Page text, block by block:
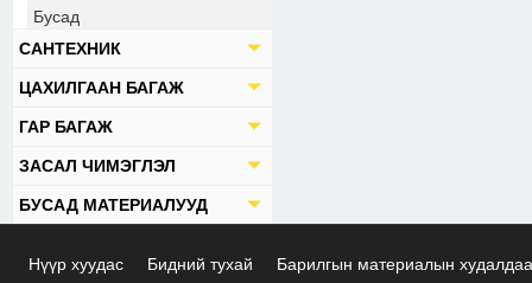
Бусад
САНТЕХНИК
ЦАХИЛГААН БАГАЖ
ГАР БАГАЖ
ЗАСАЛ ЧИМЭГЛЭЛ
БУСАД МАТЕРИАЛУУД
Нүүр хуудас Бидний тухай Барилгын материалын